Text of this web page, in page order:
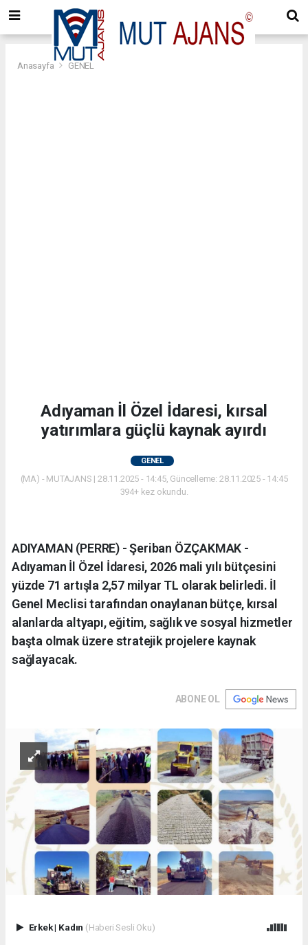
Anasayfa GENEL
Adıyaman İl Özel İdaresi, kırsal
yatırımlara güçlü kaynak ayırdı
GENEL
(MA) - MUTAJANS | 28.11.2025 - 14:45, Güncelleme: 28.11.2025 - 14:45
394+ kez okundu.
ADIYAMAN (PERRE) - Şeriban ÖZÇAKMAK -
Adıyaman İl Özel İdaresi, 2026 mali yılı bütçesini
yüzde 71 artışla 2,57 milyar TL olarak belirledi. İl
Genel Meclisi tarafından onaylanan bütçe, kırsal
alanlarda altyapı, eğitim, sağlık ve sosyal hizmetler
başta olmak üzere stratejik projelere kaynak
sağlayacak.
ABONE OL
Erkek| Kadın (Haberi Sesli Oku)